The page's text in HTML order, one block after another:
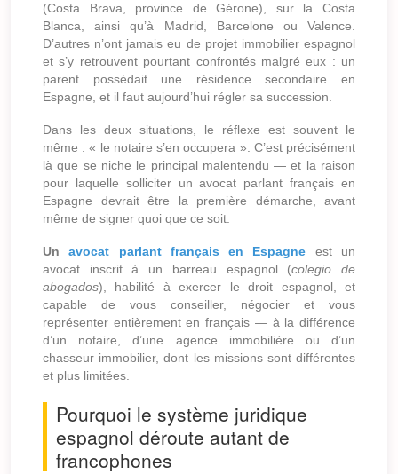
(Costa Brava, province de Gérone), sur la Costa
Blanca, ainsi qu’à Madrid, Barcelone ou Valence.
D’autres n’ont jamais eu de projet immobilier espagnol
et s’y retrouvent pourtant confrontés malgré eux : un
parent possédait une résidence secondaire en
Espagne, et il faut aujourd’hui régler sa succession.
Dans les deux situations, le réflexe est souvent le
même : « le notaire s’en occupera ». C’est précisément
là que se niche le principal malentendu — et la raison
pour laquelle solliciter un avocat parlant français en
Espagne devrait être la première démarche, avant
même de signer quoi que ce soit.
Unavocat parlant français en Espagne est un
avocat inscrit à un barreau espagnol (colegio de
abogados), habilité à exercer le droit espagnol, et
capable de vous conseiller, négocier et vous
représenter entièrement en français — à la différence
d’un notaire, d’une agence immobilière ou d’un
chasseur immobilier, dont les missions sont différentes
et plus limitées.
Pourquoi le système juridique
espagnol déroute autant de
francophones